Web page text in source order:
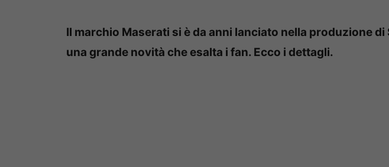
Il marchio Maserati si è da anni lanciato nella produzione di
una grande novità che esalta i fan. Ecco i dettagli.